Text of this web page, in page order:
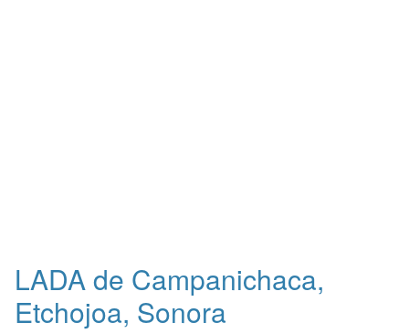
LADA de Campanichaca,
Etchojoa, Sonora